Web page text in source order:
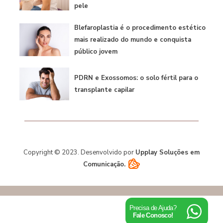
pele
Blefaroplastia é o procedimento estético
mais realizado do mundo e conquista
público jovem
PDRN e Exossomos: o solo fértil para o
transplante capilar
Copyright © 2023. Desenvolvido por Upplay Soluções em
Comunicação.
Precisa de Ajuda?
Fale Conosco!